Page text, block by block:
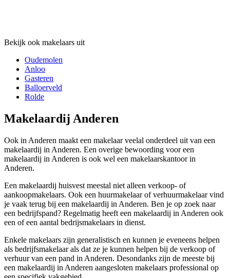
Bekijk ook makelaars uit
Oudemolen
Anloo
Gasteren
Balloerveld
Rolde
Makelaardij Anderen
Ook in Anderen maakt een makelaar veelal onderdeel uit van een
makelaardij in Anderen. Een overige bewoording voor een
makelaardij in Anderen is ook wel een makelaarskantoor in
Anderen.
Een makelaardij huisvest meestal niet alleen verkoop- of
aankoopmakelaars. Ook een huurmakelaar of verhuurmakelaar vind
je vaak terug bij een makelaardij in Anderen. Ben je op zoek naar
een bedrijfspand? Regelmatig heeft een makelaardij in Anderen ook
een of een aantal bedrijsmakelaars in dienst.
Enkele makelaars zijn generalistisch en kunnen je eveneens helpen
als bedrijfsmakelaar als dat ze je kunnen helpen bij de verkoop of
verhuur van een pand in Anderen. Desondanks zijn de meeste bij
een makelaardij in Anderen aangesloten makelaars professional op